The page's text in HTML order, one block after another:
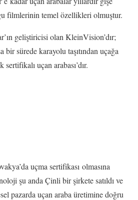
filmlerinin temel özellikleri olmuştur.
geliştiricisi olan KleinVision’dır;
bir sürede karayolu taşıtından uçağa
uçan arabası’dır.
uçma sertifikası olmasına
şu anda Çinli bir şirkete satıldı ve
pazarda uçan araba üretimine doğru